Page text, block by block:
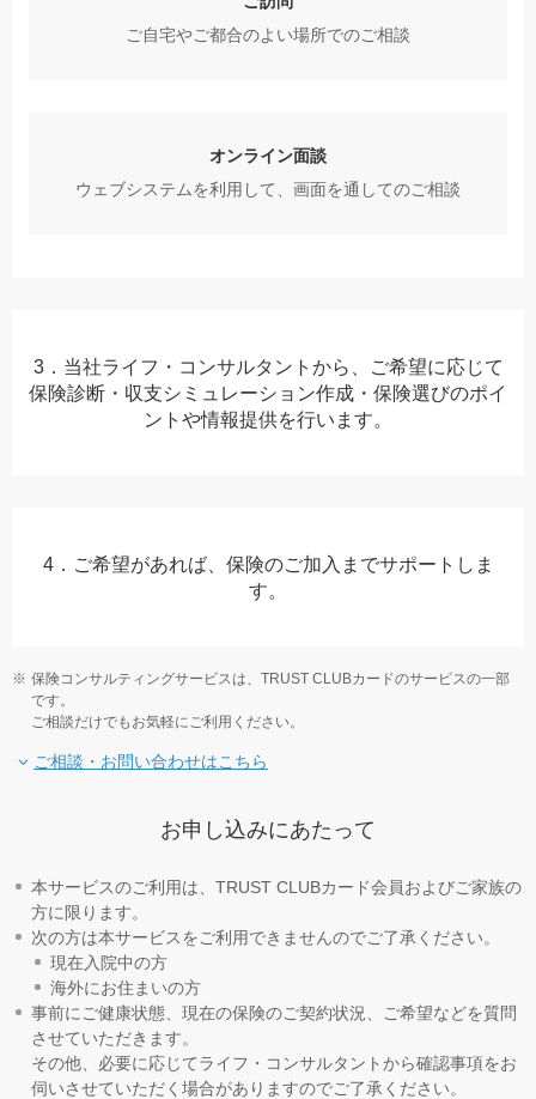
ご自宅やご都合のよい場所でのご相談
オンライン面談
ウェブシステムを利用して、画面を通してのご相談
3．当社ライフ・コンサルタントから、ご希望に応じて
保険診断・収支シミュレーション作成・保険選びのポイ
ントや情報提供を行います。
4．ご希望があれば、保険のご加入までサポートしま
す。
保険コンサルティングサービスは、TRUST CLUBカードのサービスの一部
です。
ご相談だけでもお気軽にご利用ください。
ご相談・お問い合わせはこちら
お申し込みにあたって
本サービスのご利用は、TRUST CLUBカード会員およびご家族の
方に限ります。
次の方は本サービスをご利用できませんのでご了承ください。
現在入院中の方
海外にお住まいの方
事前にご健康状態、現在の保険のご契約状況、ご希望などを質問
させていただきます。
その他、必要に応じてライフ・コンサルタントから確認事項をお
伺いさせていただく場合がありますのでご了承ください。